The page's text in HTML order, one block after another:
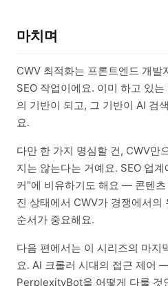
마치며
CWV 최적화는 프론트엔드 개발
SEO 작업이에요. 이미 하고 있
의 기반이 되고, 그 기반이 AI 검
요.
다만 한 가지 명심할 건, CWV만
지는 않는다는 거예요. SEO 업
커"에 비유하기도 해요 — 콘텐츠
진 상태에서 CWV가 경쟁에서의
순서가 중요해요.
다음 편에서는 이 시리즈의 마지
요. AI 크롤러 시대의 접근 제어
PerplexityBot을 어떻게 다룰 것